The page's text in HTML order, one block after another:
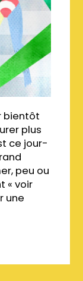
bientôt
plus
ce jour-
peu ou
« voir
une